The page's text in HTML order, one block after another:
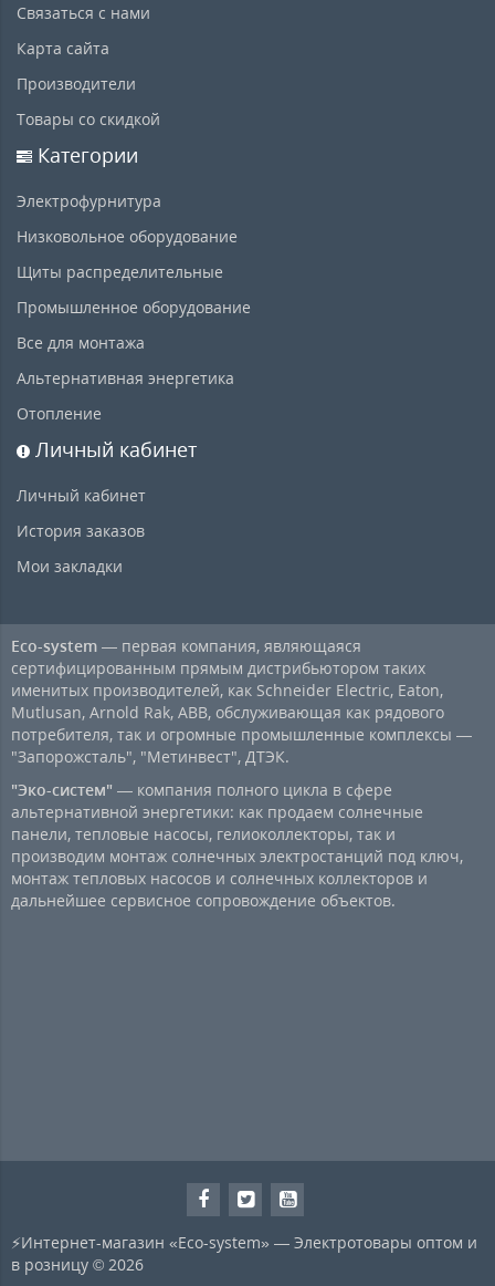
Связаться с нами
Карта сайта
Производители
Товары со скидкой
Категории
Электрофурнитура
Низковольное оборудование
Щиты распределительные
Промышленное оборудование
Все для монтажа
Альтернативная энергетика
Отопление
Личный кабинет
Личный кабинет
История заказов
Мои закладки
Eco-system — первая компания, являющаяся
сертифицированным прямым дистрибьютором таких
именитых производителей, как Schneider Electric, Eaton,
Mutlusan, Arnold Rak, ABB, обслуживающая как рядового
потребителя, так и огромные промышленные комплексы —
"Запорожсталь", "Метинвест", ДТЭК.
"Эко-систем" — компания полного цикла в сфере
альтернативной энергетики: как продаем солнечные
панели, тепловые насосы, гелиоколлекторы, так и
производим монтаж солнечных электростанций под ключ,
монтаж тепловых насосов и солнечных коллекторов и
дальнейшее сервисное сопровождение объектов.
⚡Интернет-магазин «Eco-system» — Электротовары оптом и
в розницу © 2026